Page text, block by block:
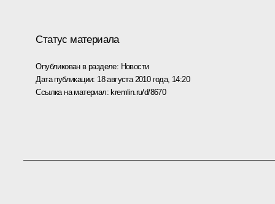
Статус материала
Опубликован в разделе: Новости
Дата публикации: 18 августа 2010 года, 14:20
Ссылка на материал: kremlin.ru/d/8670